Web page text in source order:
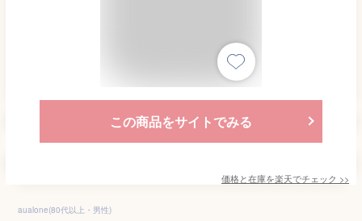
この商品をサイトでみる
価格と在庫を楽天でチェック >>
aualone(80代以上・男性)